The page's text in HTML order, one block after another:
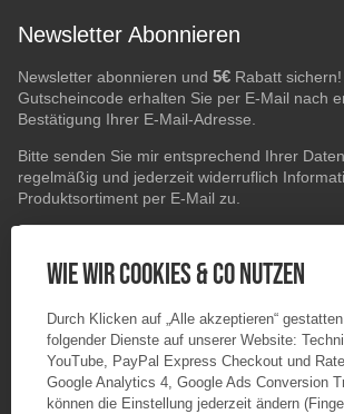
Newsletter Abonnieren
Newsletter abonnieren und 5€ Rabatt
Gutscheincode erhalten Sie per E-Mail nach
Bestätigung Ihrer E-Mail-Adresse.
Bitte senden Sie mir entsprechend Ihrer
regelmäßig und jederzeit widerruflich
Produktsortiment per E-Mail zu.
Wie wir Cookies & Co nutzen
Durch Klicken auf „Alle akzeptieren“
folgender Dienste auf unserer Website:
YouTube, PayPal Express Checkout und
Google Analytics 4, Google Ads Conversion
können die Einstellung jederzeit ändern